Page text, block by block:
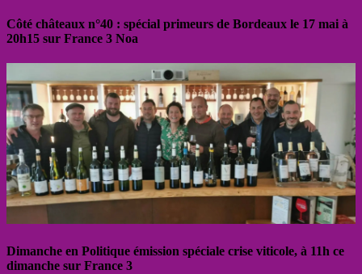
Côté châteaux n°40 : spécial primeurs de Bordeaux le 17 mai à
20h15 sur France 3 Noa
Dimanche en Politique émission spéciale crise viticole, à 11h ce
dimanche sur France 3